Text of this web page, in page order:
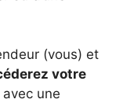
(vous) et
votre
avec une